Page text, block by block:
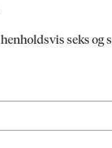
seks og